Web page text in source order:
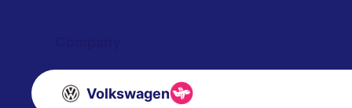
Volkswagen